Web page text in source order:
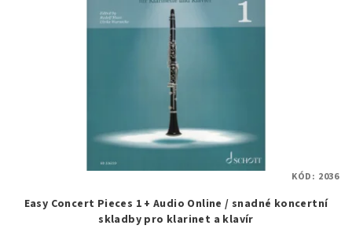
Easy Concert Pieces 1 + Audio Online / snadné koncertní
skladby pro klarinet a klavír
KÓD: 2036